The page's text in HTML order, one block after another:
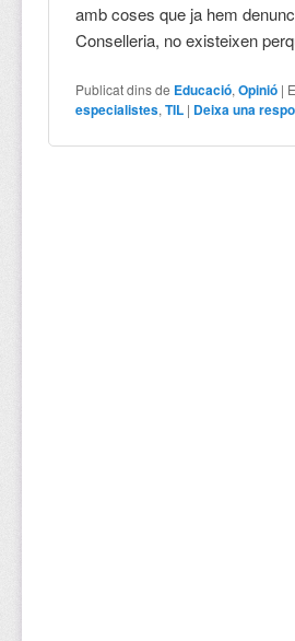
amb coses que ja hem
Conselleria, no existeixen
Publicat dins de Educació,Opinió |
especialistes,TIL | Deixa una